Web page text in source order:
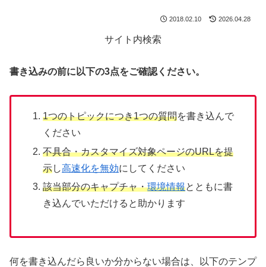
2018.02.10 2026.04.28
サイト内検索
書き込みの前に以下の3点をご確認ください。
1つのトピックにつき1つの質問を書き込んで
ください
不具合・カスタマイズ対象ページのURLを提
示し高速化を無効にしてください
該当部分のキャプチャ・環境情報とともに書
き込んでいただけると助かります
何を書き込んだら良いか分からない場合は、以下のテンプ